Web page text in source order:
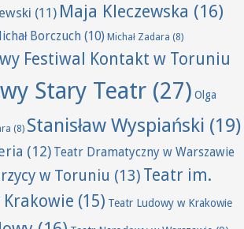
(11) Maja Kleczewska (16)
Borczuch (10) Michał Zadara (8)
Festiwal Kontakt w Toruniu
Stary Teatr (27) Olga
(8) Stanisław Wyspiański (19)
(12) Teatr Dramatyczny w Warszawie
w Toruniu (13) Teatr im.
Krakowie (15) Teatr Ludowy w Krakowie